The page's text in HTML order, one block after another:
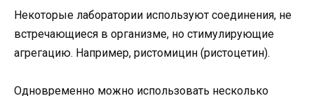
Некоторые лаборатории используют соединения, не
встречающиеся в организме, но стимулирующие
агрегацию. Например, ристомицин (ристоцетин).
Одновременно можно использовать несколько